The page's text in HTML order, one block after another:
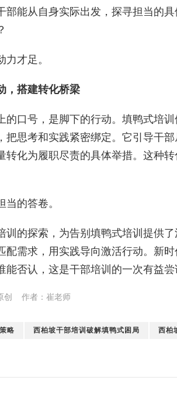
部能从自身实际出发，探寻担当的
力才足。
，搭建转化桥梁
的口号，是脚下的行动。填鸭式培训
把思考和实践紧密绑定。它引导干
转化为履职尽责的具体举措。这种
当的答卷。
训的探索，为告别填鸭式培训提供
配需求，用实践导向激活行动。新
能否认，这是干部培训的一次有益尝
创 作者：崔老师
略 西柏坡干部培训破解填鸭式困局 西柏